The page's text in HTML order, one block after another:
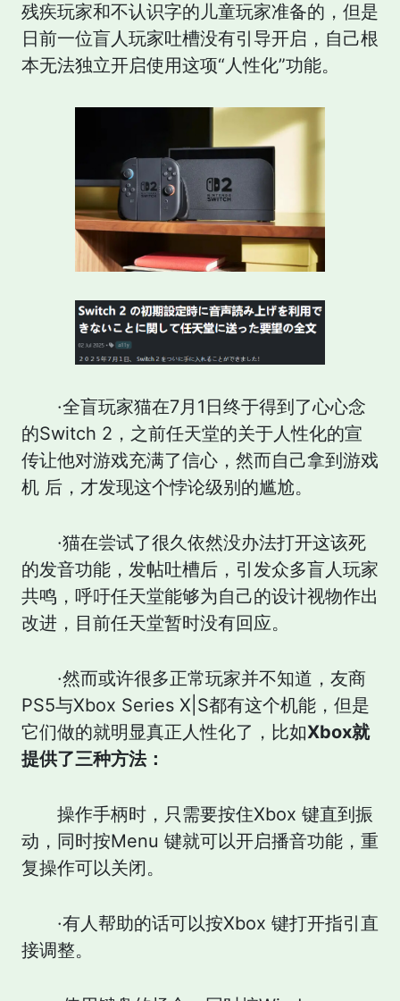
残疾玩家和不认识字的儿童玩家准备的，但是
日前一位盲人玩家吐槽没有引导开启，自己根
本无法独立开启使用这项“人性化”功能。
·全盲玩家猫在7月1日终于得到了心心念
的Switch 2，之前任天堂的关于人性化的宣
传让他对游戏充满了信心，然而自己拿到游戏
机 后，才发现这个悖论级别的尴尬。
·猫在尝试了很久依然没办法打开这该死
的发音功能，发帖吐槽后，引发众多盲人玩家
共鸣，呼吁任天堂能够为自己的设计视物作出
改进，目前任天堂暂时没有回应。
·然而或许很多正常玩家并不知道，友商
PS5与Xbox Series X|S都有这个机能，但是
它们做的就明显真正人性化了，比如Xbox就
提供了三种方法：
操作手柄时，只需要按住Xbox 键直到振
动，同时按Menu 键就可以开启播音功能，重
复操作可以关闭。
·有人帮助的话可以按Xbox 键打开指引直
接调整。